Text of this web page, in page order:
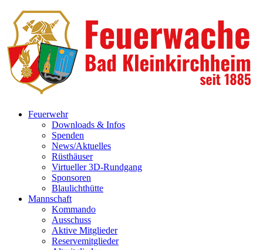
Feuerwehr
Downloads & Infos
Spenden
News/Aktuelles
Rüsthäuser
Virtueller 3D-Rundgang
Sponsoren
Blaulichthütte
Mannschaft
Kommando
Ausschuss
Aktive Mitglieder
Reservemitglieder